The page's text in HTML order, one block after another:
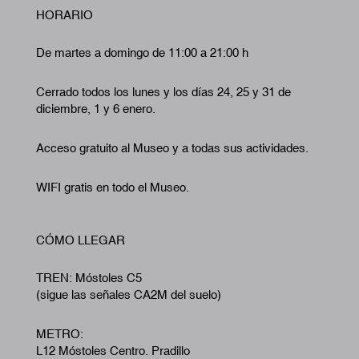
HORARIO
De martes a domingo de 11:00 a 21:00 h
Cerrado todos los lunes y los días 24, 25 y 31 de
diciembre, 1 y 6 enero.
Acceso gratuito al Museo y a todas sus actividades.
WIFI gratis en todo el Museo.
CÓMO LLEGAR
TREN: Móstoles C5
(sigue las señales CA2M del suelo)
METRO:
L12 Móstoles Centro. Pradillo